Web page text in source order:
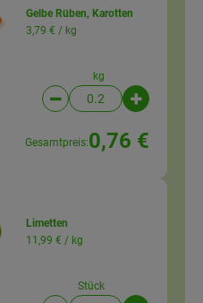
Gelbe Rüben, Karotten
3,79 € / kg
kg
Artikelanzahl
Gesamtpreis:0,76 €
Limetten
11,99 € / kg
Stück